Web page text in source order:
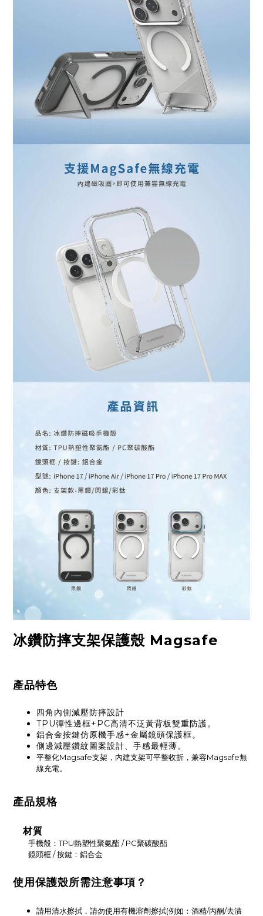
冰鑽防摔支架保護殼 Magsafe
產品特色
四角內側減壓防摔設計
TPU彈性邊框+PC高清不泛黃背板雙重防護。
鋁合金按鍵仿原機手感+金屬鏡頭保護框。
側邊減壓鑽紋圖案設計、手感最輕薄。
平整化Magsafe支架 ， 內建支架可平整收折， 兼容Magsafe無
線充電。
產品規格
材質
手機殼：TPU熱塑性聚氨酯 / PC聚碳酸酯
鏡頭框 / 按鍵：鋁合金
使用保護殼所需注意事項？
請用清水擦拭，請勿使用有機溶劑擦拭(例如：酒精/丙酮/去漬